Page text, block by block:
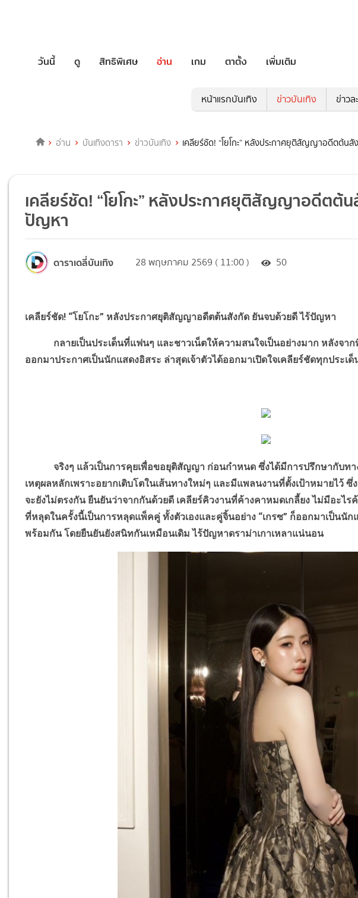
วันนี้ ดู สิทธิพิเศษ อ่าน เกม ตาตั้ง เพิ่มเติม
หน้าแรกบันเทิง ข่าวบันเทิง ข่าวล
อ่าน บันเทิงดารา ข่าวบันเทิง เคลียร์ชัด! “โยโกะ” หลังประกาศยุติสัญญาอดีตต้น
เคลียร์ชัด! “โยโกะ” หลังประกาศยุติสัญญาอดีตต้
ปัญหา
ดาราเดลี่บันเทิง 28 พฤษภาคม 2569 ( 11:00 ) 50
เคลียร์ชัด! “โยโกะ” หลังประกาศยุติสัญญาอดีตต้นสังกัด ยันจบด้วยดี ไร้ปัญหา
กลายเป็นประเด็นที่แฟนๆ และชาวเน็ตให้ความสนใจเป็นอย่างมาก หลังจาก
ออกมาประกาศเป็นนักแสดงอิสระ ล่าสุดเจ้าตัวได้ออกมาเปิดใจเคลียร์ชัดทุกประเ
จริงๆ แล้วเป็นการคุยเพื่อขอยุติสัญญา ก่อนกำหนด ซึ่งได้มีการปรึกษากับทา
เหตุผลหลักเพราะอยากเติบโตในเส้นทางใหม่ๆ และมีแพลนงานที่ตั้งเป้าหมายไว้ ซึ่
จะยังไม่ตรงกัน ยืนยันว่าจากกันด้วยดี เคลียร์คิวงานที่ค้างคาหมดเกลี้ยง ไม่มีอะไ
ที่หลุดในครั้งนี้เป็นการหลุดแพ็คคู่ ทั้งตัวเองและคู่จิ้นอย่าง “เกรซ” ก็ออกมาเป็นนั
พร้อมกัน โดยยืนยันยังสนิทกันเหมือนเดิม ไร้ปัญหาดราม่าเกาเหลาแน่นอน